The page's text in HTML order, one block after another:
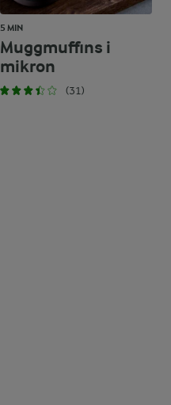
5 MIN
Muggmuffins i
mikron
(31)